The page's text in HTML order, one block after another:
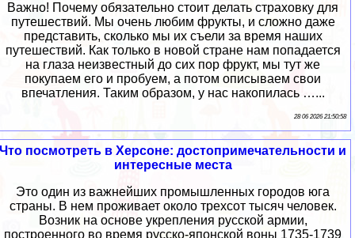
Важно! Почему обязательно стоит делать страховку для
путешествий. Мы очень любим фрукты, и сложно даже
представить, сколько мы их съели за время наших
путешествий. Как только в новой стране нам попадается
на глаза неизвестный до сих пор фрукт, мы тут же
покупаем его и пробуем, а потом описываем свои
впечатления. Таким образом, у нас накопилась …...
28 06 2026 21:50:58
Что посмотреть в Херсоне: достопримечательности и
интересные места
Это один из важнейших промышленных городов юга
страны. В нем проживает около трехсот тысяч человек.
Возник на основе укрепления русской армии,
построенного во время русско-японской воны 1735-1739